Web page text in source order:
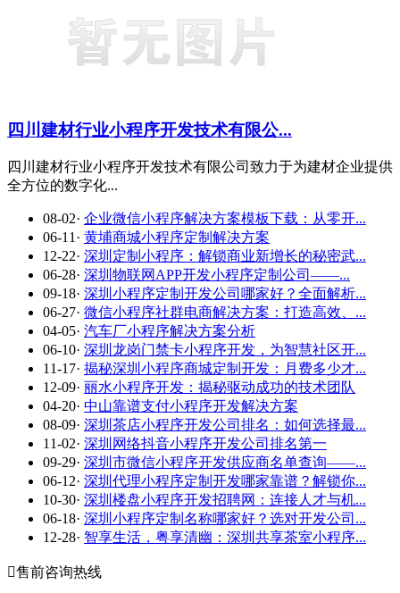
四川建材行业小程序开发技术有限公...
四川建材行业小程序开发技术有限公司致力于为建材企业提供
全方位的数字化...
08-02· 企业微信小程序解决方案模板下载：从零开...
06-11 · 黄埔商城小程序定制解决方案
12-22· 深圳定制小程序：解锁商业新增长的秘密武...
06-28· 深圳物联网APP开发小程序定制公司——...
09-18· 深圳小程序定制开发公司哪家好？全面解析...
06-27· 微信小程序社群电商解决方案：打造高效、...
04-05· 汽车厂小程序解决方案分析
06-10· 深圳龙岗门禁卡小程序开发，为智慧社区开...
11-17· 揭秘深圳小程序商城定制开发：月费多少才...
12-09· 丽水小程序开发：揭秘驱动成功的技术团队
04-20· 中山靠谱支付小程序开发解决方案
08-09· 深圳茶店小程序开发公司排名：如何选择最...
11-02· 深圳网络抖音小程序开发公司排名第一
09-29· 深圳市微信小程序开发供应商名单查询——...
06-12· 深圳代理小程序定制开发哪家靠谱？解锁你...
10-30· 深圳楼盘小程序开发招聘网：连接人才与机...
06-18· 深圳小程序定制名称哪家好？选对开发公司...
12-28· 智享生活，粤享清幽：深圳共享茶室小程序...
售前咨询热线